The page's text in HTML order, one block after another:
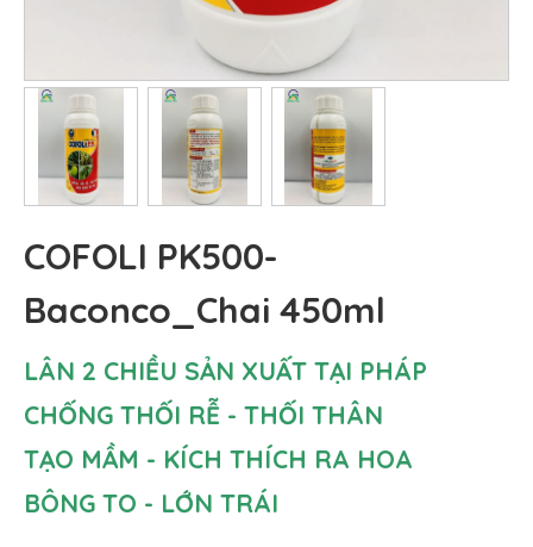
COFOLI PK500-
Baconco_Chai 450ml
LÂN 2 CHIỀU SẢN XUẤT TẠI PHÁP
CHỐNG THỐI RỄ - THỐI THÂN
TẠO MẦM - KÍCH THÍCH RA HOA
BÔNG TO - LỚN TRÁI